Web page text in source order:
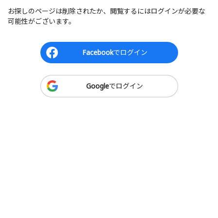
お探しのページは削除されたか、閲覧するにはログインが必要な
可能性がございます。
Facebookでログイン
Googleでログイン